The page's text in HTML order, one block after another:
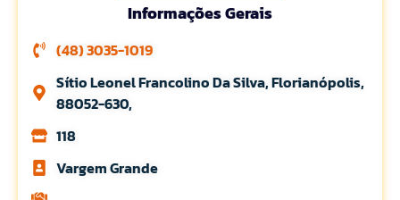
Informações Gerais
(48) 3035-1019
Sítio Leonel Francolino Da Silva, Florianópolis,
88052-630,
118
Vargem Grande